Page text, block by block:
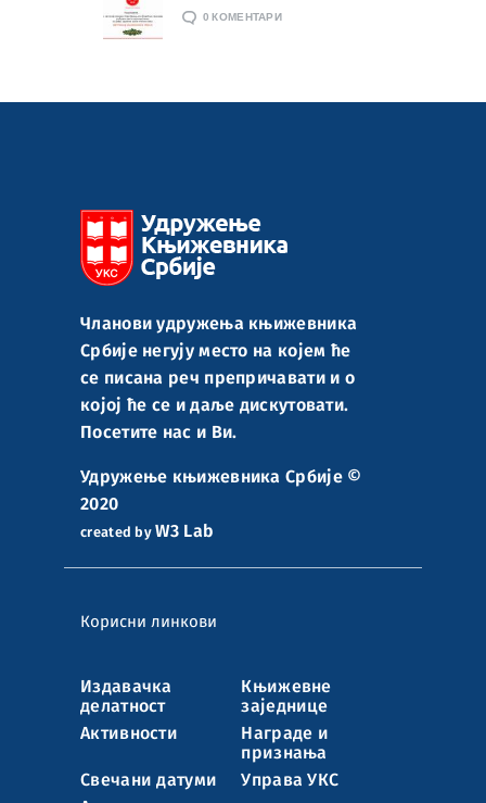
0 КОМЕНТАРИ
Чланови удружења књижевника
Србије негују место на којем ће
се писана реч препричавати и о
којој ће се и даље дискутовати.
Посетите нас и Ви.
Удружење књижевника Србије ©
2020
created byW3 Lab
Корисни линкови
Издавачка
делатност
Књижевне
заједнице
Активности
Награде и
признања
Свечани датуми
Управа УКС